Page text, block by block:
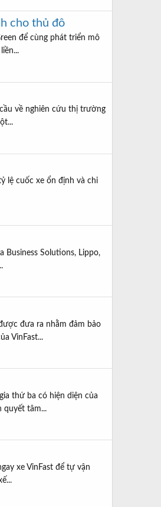
cho thủ đô
để cùng phát triển mô
về nghiên cứu thị trường
lệ cuốc xe ổn định và chi
Business Solutions, Lippo,
đưa ra nhằm đảm bảo
VinFast...
thứ ba có hiện diện của
quyết tâm...
xe VinFast để tự vận